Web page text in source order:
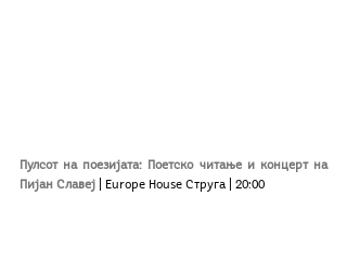
Пулсот на поезијата: Поетско читање и концерт на
Пијан Славеј
Europe House Струга | 20:00